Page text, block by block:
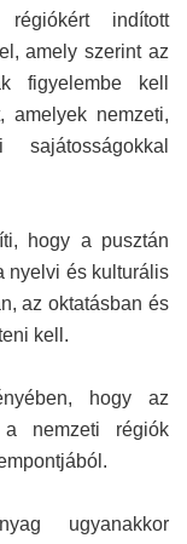
indított
amely szerint az
figyelembe kell
amelyek nemzeti,
hogy a pusztán
nyelvi és kulturális
az oktatásban és
kell.
hogy az
a nemzeti régiók
ugyanakkor